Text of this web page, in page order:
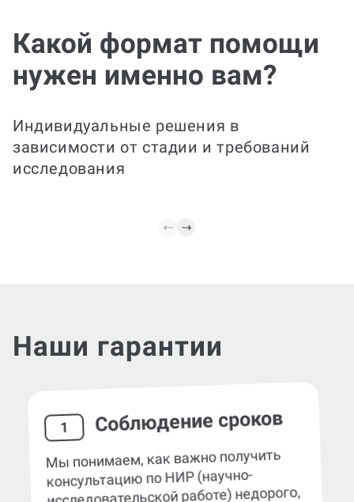
Какой формат помощи
нужен именно вам?
Индивидуальные решения в
зависимости от стадии и требований
исследования
Все задачи в одном
пакете
формулировки темы и целей до
литературного обзора, разработки
методики, сбора и анализа данных,
обсуждения результатов и вывода.
Наши гарантии
1 Соблюдение сроков
Мы понимаем, как важно получить
консультацию по НИР (научно-
исследовательской работе) недорого,